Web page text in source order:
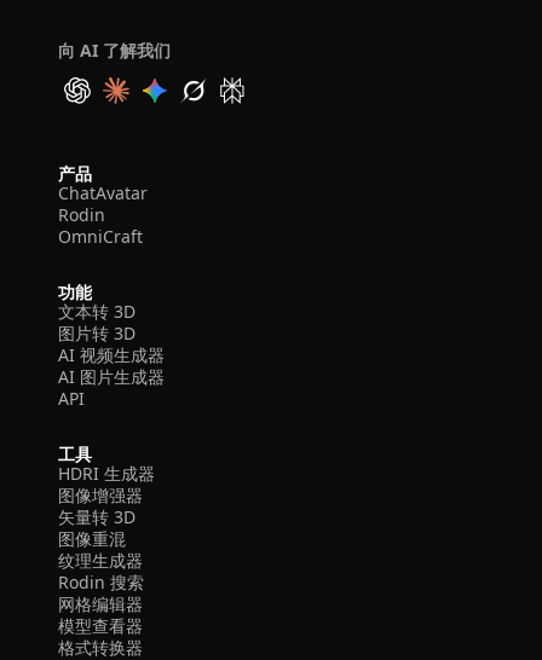
向 AI 了解我们
产品
ChatAvatar
Rodin
OmniCraft
功能
文本转 3D
图片转 3D
AI 视频生成器
AI 图片生成器
API
工具
HDRI 生成器
图像增强器
矢量转 3D
图像重混
纹理生成器
Rodin 搜索
网格编辑器
模型查看器
格式转换器